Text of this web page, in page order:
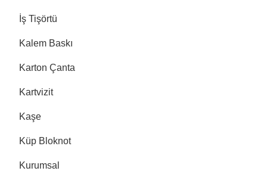
İş Tişörtü
Kalem Baskı
Karton Çanta
Kartvizit
Kaşe
Küp Bloknot
Kurumsal